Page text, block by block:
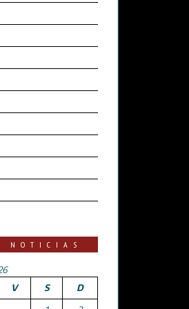
NOTICIAS
V S
D